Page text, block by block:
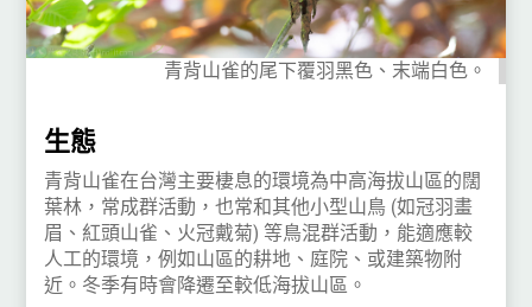
青背山雀的尾下覆羽黑色、末端白色。
生態
青背山雀在台灣主要棲息的環境為中高海拔山區的闊
葉林，常成群活動，也常和其他小型山鳥 (如冠羽畫
眉、紅頭山雀、火冠戴菊) 等鳥混群活動，能適應較
人工的環境，例如山區的耕地、庭院、或建築物附
近。冬季有時會降遷至較低海拔山區。